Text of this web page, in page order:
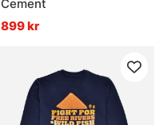
Cement
899 kr